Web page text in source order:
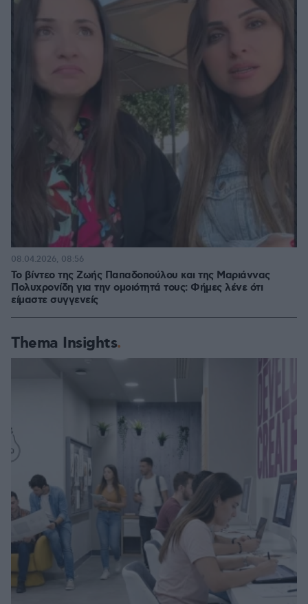
Το βίντεο της Ζωής Παπαδοπούλου και της Μαριάννας
Πολυχρονίδη για την ομοιότητά τους: Φήμες λένε ότι
είμαστε συγγενείς
08.04.2026, 08:56
Thema Insights